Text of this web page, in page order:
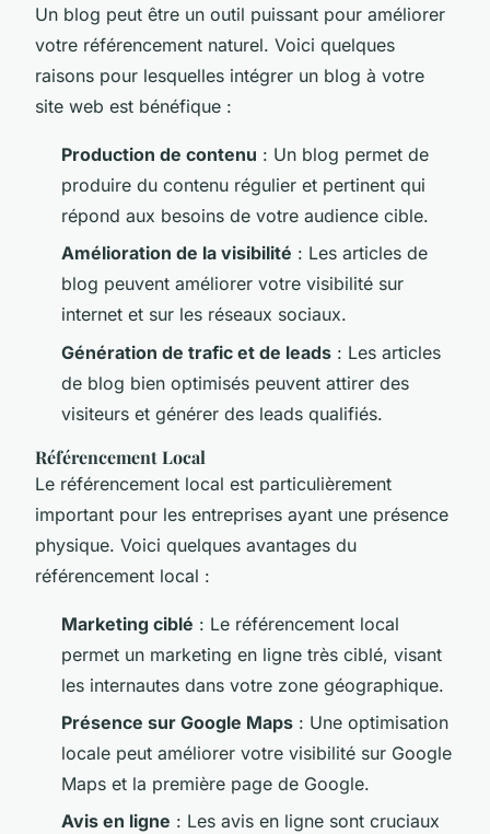
Un blog peut être un outil puissant pour améliorer
votre référencement naturel. Voici quelques
raisons pour lesquelles intégrer un blog à votre
site web est bénéfique :
Production de contenu : Un blog permet de
produire du contenu régulier et pertinent qui
répond aux besoins de votre audience cible.
Amélioration de la visibilité : Les articles de
blog peuvent améliorer votre visibilité sur
internet et sur les réseaux sociaux.
Génération de trafic et de leads : Les articles
de blog bien optimisés peuvent attirer des
visiteurs et générer des leads qualifiés.
Référencement Local
Le référencement local est particulièrement
important pour les entreprises ayant une présence
physique. Voici quelques avantages du
référencement local :
Marketing ciblé : Le référencement local
permet un marketing en ligne très ciblé, visant
les internautes dans votre zone géographique.
Présence sur Google Maps : Une optimisation
locale peut améliorer votre visibilité sur Google
Maps et la première page de Google.
Avis en ligne : Les avis en ligne sont cruciaux